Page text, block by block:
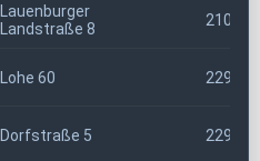
Lauenburger
Landstraße 8
21039
Lohe 60 22941
Dorfstraße 5 22964